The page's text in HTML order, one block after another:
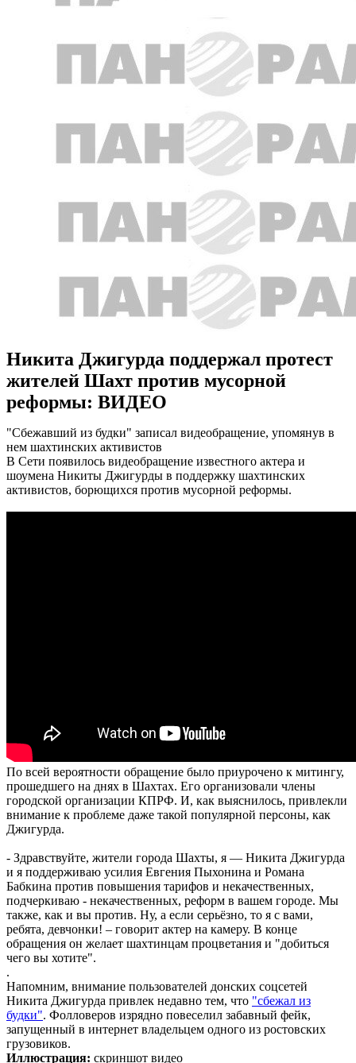
Никита Джигурда поддержал протест
жителей Шахт против мусорной
реформы: ВИДЕО
"Сбежавший из будки" записал видеобращение, упомянув в
нем шахтинских активистов
В Сети появилось видеобращение известного актера и
шоумена Никиты Джигурды в поддержку шахтинских
активистов, борющихся против мусорной реформы.
По всей вероятности обращение было приурочено к митингу,
прошедшего на днях в Шахтах. Его организовали члены
городской организации КПРФ. И, как выяснилось, привлекли
внимание к проблеме даже такой популярной персоны, как
Джигурда.
- Здравствуйте, жители города Шахты, я — Никита Джигурда
и я поддерживаю усилия Евгения Пыхонина и Романа
Бабкина против повышения тарифов и некачественных,
подчеркиваю - некачественных, реформ в вашем городе. Мы
также, как и вы против. Ну, а если серьёзно, то я с вами,
ребята, девчонки! – говорит актер на камеру. В конце
обращения он желает шахтинцам процветания и "добиться
чего вы хотите".
.
Напомним, внимание пользователей донских соцсетей
Никита Джигурда привлек недавно тем, что "сбежал из
будки". Фолловеров изрядно повеселил забавный фейк,
запущенный в интернет владельцем одного из ростовских
грузовиков.
Иллюстрация: скриншот видео